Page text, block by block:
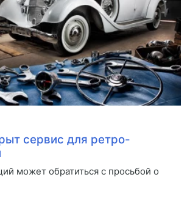
сервис для ретро-
может обратиться с просьбой о